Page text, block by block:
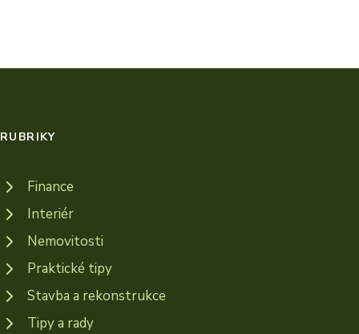
RUBRIKY
Finance
Interiér
Nemovitosti
Praktické tipy
Stavba a rekonstrukce
Tipy a rady